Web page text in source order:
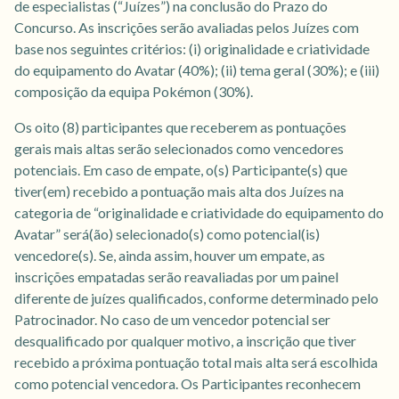
de especialistas (“Juízes”) na conclusão do Prazo do
Concurso. As inscrições serão avaliadas pelos Juízes com
base nos seguintes critérios: (i) originalidade e criatividade
do equipamento do Avatar (40%); (ii) tema geral (30%); e (iii)
composição da equipa Pokémon (30%).
Os oito (8) participantes que receberem as pontuações
gerais mais altas serão selecionados como vencedores
potenciais. Em caso de empate, o(s) Participante(s) que
tiver(em) recebido a pontuação mais alta dos Juízes na
categoria de “originalidade e criatividade do equipamento do
Avatar” será(ão) selecionado(s) como potencial(is)
vencedore(s). Se, ainda assim, houver um empate, as
inscrições empatadas serão reavaliadas por um painel
diferente de juízes qualificados, conforme determinado pelo
Patrocinador. No caso de um vencedor potencial ser
desqualificado por qualquer motivo, a inscrição que tiver
recebido a próxima pontuação total mais alta será escolhida
como potencial vencedora. Os Participantes reconhecem